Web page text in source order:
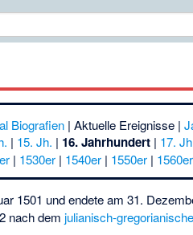
Biografien |Aktuelle Ereignisse |
| 15. Jh. | 16. Jahrhundert| 17.
| 1530er| 1540er| 1550er| 1560er
1501 und endete am 31.
nach dem julianisch-